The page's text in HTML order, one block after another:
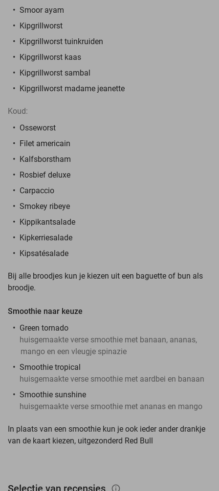
Smoor ayam
Kipgrillworst
Kipgrillworst tuinkruiden
Kipgrillworst kaas
Kipgrillworst sambal
Kipgrillworst madame jeanette
Koud:
Osseworst
Filet americain
Kalfsborstham
Rosbief deluxe
Carpaccio
Smokey ribeye
Kippikantsalade
Kipkerriesalade
Kipsatésalade
Bij alle broodjes kun je kiezen uit een baguette of bun als
broodje.
Smoothie naar keuze
Green tornado
huisgemaakte verse smoothie met banaan, ananas,
mango en een vleugje spinazie
Smoothie tropical
huisgemaakte verse smoothie met aardbei en banaan
Smoothie sunshine
huisgemaakte verse smoothie met ananas en mango
In plaats van een smoothie kun je ook ieder ander drankje
van de kaart kiezen, uitgezonderd Red Bull
Selectie van recensies info_outlined